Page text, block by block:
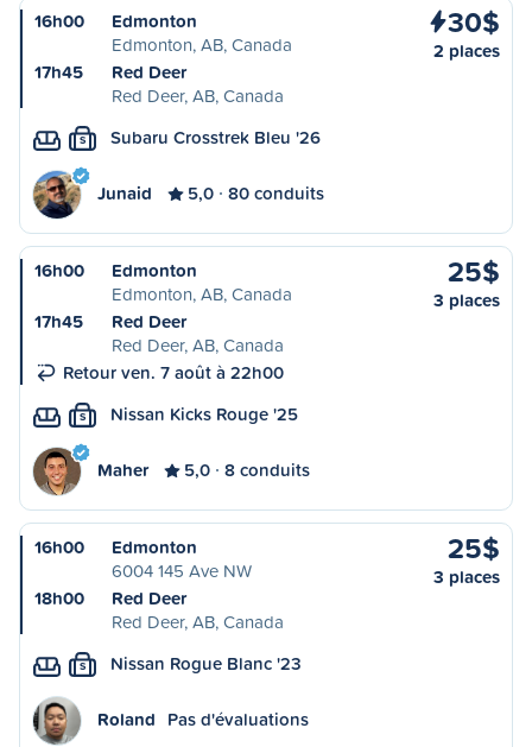
16h00
Edmonton
Edmonton, AB, Canada
17h45
Red Deer
Red Deer, AB, Canada
30$
2 places
S Subaru Crosstrek Bleu '26
Junaid 5,0 80 conduits
16h00
Edmonton
Edmonton, AB, Canada
17h45
Red Deer
Red Deer, AB, Canada
Retour ven. 7 août à 22h00
25$
3 places
S Nissan Kicks Rouge '25
Maher 5,0 8 conduits
16h00
Edmonton
6004 145 Ave NW
18h00
Red Deer
Red Deer, AB, Canada
25$
3 places
S Nissan Rogue Blanc '23
Roland Pas d'évaluations